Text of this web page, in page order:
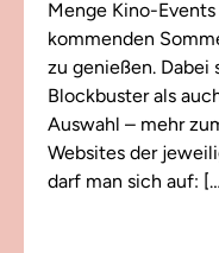
Menge Kino-
kommenden
zu genießen. Dabei
Blockbuster als
Auswahl – mehr
Websites der
darf man sich auf: